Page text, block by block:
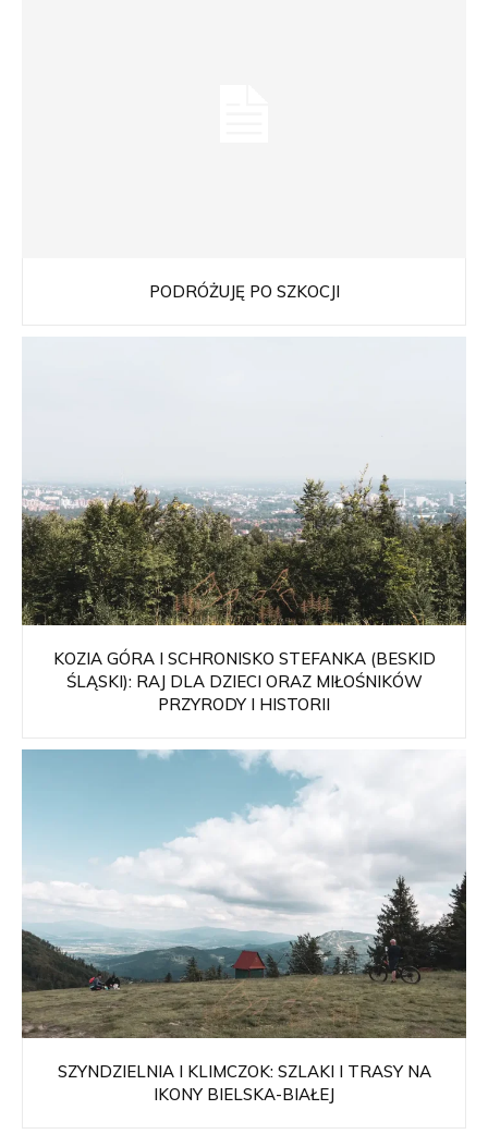
PODRÓŻUJĘ PO SZKOCJI
KOZIA GÓRA I SCHRONISKO STEFANKA (BESKID
ŚLĄSKI): RAJ DLA DZIECI ORAZ MIŁOŚNIKÓW
PRZYRODY I HISTORII
SZYNDZIELNIA I KLIMCZOK: SZLAKI I TRASY NA
IKONY BIELSKA-BIAŁEJ